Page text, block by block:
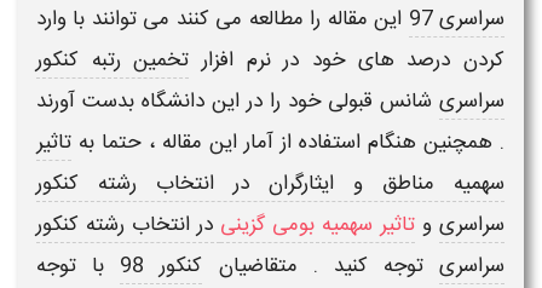
سراسری 97
این مقاله را مطالعه می کنند می توانند با وارد
کردن درصد های خود در نرم افزار تخمین رتبه کنکور
سراسری شانس قبولی خود را در این دانشگاه بدست آورند
. همچنین هنگام استفاده از آمار این مقاله ، حتما به تاثیر
سهمیه مناطق و ایثارگران در انتخاب رشته کنکور
سراسری و تاثیر سهمیه بومی گزینی در انتخاب رشته کنکور
سراسری توجه کنید . متقاضیان کنکور 98
با توجه